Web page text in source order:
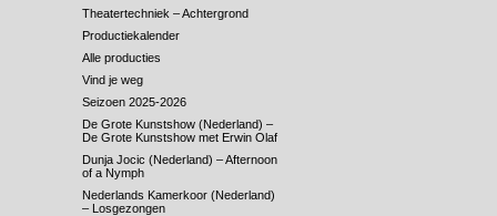
Theatertechniek – Achtergrond
Productiekalender
Alle producties
Vind je weg
Seizoen 2025-2026
De Grote Kunstshow (Nederland) –
De Grote Kunstshow met Erwin Olaf
Dunja Jocic (Nederland) – Afternoon
of a Nymph
Nederlands Kamerkoor (Nederland)
– Losgezongen